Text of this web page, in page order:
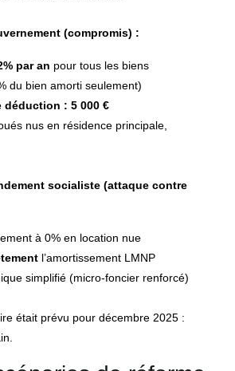
(compromis) :
par an pour tous les biens
du bien amorti seulement)
déduction : 5 000 €
nus en résidence principale,
socialiste (attaque contre
à 0% en location nue
l’amortissement LMNP
simplifié (micro-foncier renforcé)
était prévu pour décembre 2025 :